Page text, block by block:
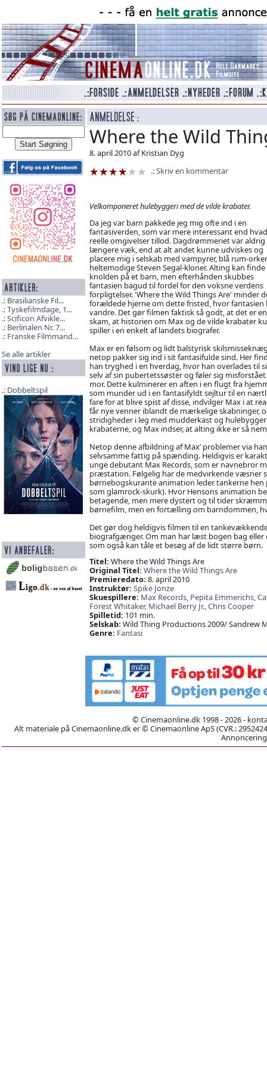
Brasilianske Fil...
Tyskefilmdage, 1...
Scificon Afvikle...
Berlinalen Nr. 7...
Franske Filmmand...
Se alle artikler
Dobbeltspil
Where the Wild
8. april 2010 af Kristian Dyg
Skriv en kommentar
Velkomponeret hulebyggeri med de vilde krabater.
Da jeg var barn pakkede jeg mig ofte ind i en
fantasiverden, som var mere interessant end
reelle omgivelser tillod. Dagdrømmeriet var aldrig
længere væk, end at alt andet kunne udviskes og
placere mig i selskab med vampyrer, blå rum-
heltemodige Steven Segal-kloner. Alting kan finde
knolden på et barn, men efterhånden skubbes
fantasien bagud til fordel for den voksne verdens
forpligtelser. 'Where the Wild Things Are' minder
forældede hjerne om dette fristed, hvor fantasien
vandre. Det gør filmen faktisk så godt, at det er en
skam, at historien om Max og de vilde krabater
spiller i en enkelt af landets biografer.
Max er en følsom og lidt balstyrisk
netop pakker sig ind i sit fantasifulde sind. Her
han tryghed i en hverdag, hvor han overlades til
selv af sin pubertetssøster og føler sig misforstået
mor. Dette kulminerer en aften i en flugt fra
som munder ud i en fantasifyldt sejltur til en
fare for at blive spist af disse, indvilger Max i at
får nye venner iblandt de mærkelige skabninger,
stridigheder i leg med mudderkast og
krabaterne, og Max indser, at alting ikke er så
Netop denne afbildning af Max’ problemer via
selvsamme fattig på spænding. Heldigvis er
unge debutant Max Records, som er navnebror
præstation. Følgelig har de medvirkende væsner
børnebogskurante animation leder tankerne hen
som glamrock-skurk). Hvor Hensons animation
betagende, men mere dystert og til tider
børnefilm, men en fortælling om barndommen,
Det gør dog heldigvis filmen til en
biografgænger. Om man har læst bogen bag eller
som også kan tåle et besøg af de lidt større børn.
Titel: Where the Wild Things Are
Original Titel: Where the Wild Things Are
Premieredato: 8. april 2010
Instruktør: Spike Jonze
Skuespillere: Max Records, Pepita Emmerichs,
Forest Whitaker, Michael Berry Jr.,Chris Cooper
Spilletid: 101 min.
Selskab: Wild Thing Productions 2009/ Sandrew
Genre: Fantasi
© Cinemaonline.dk 1998 - 2026 -
Alt materiale på Cinemaonline.dk er © Cinemaonline ApS (CVR.: